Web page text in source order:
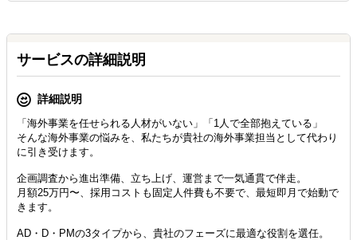
サービスの詳細説明
詳細説明
「海外事業を任せられる人材がいない」「1人で全部抱えている」
そんな海外事業の悩みを、私たちが貴社の海外事業担当として代わり
に引き受けます。
企画調査から進出準備、立ち上げ、運営まで一気通貫で伴走。
月額25万円〜、採用コストも固定人件費も不要で、最短即月で始動で
きます。
AD・D・PMの3タイプから、貴社のフェーズに最適な役割を選任。